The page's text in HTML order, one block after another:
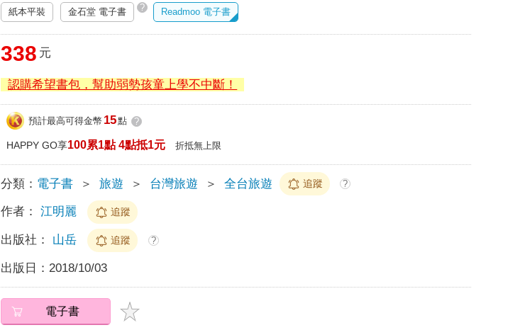
紙本平裝 金石堂 電子書 ? Readmoo 電子書
338 元
認購希望書包，幫助弱勢孩童上學不中斷！
預計最高可得金幣 15點 ?
HAPPY GO享100累1點 4點抵1元 折抵無上限
分類： 電子書 ＞ 旅遊 ＞ 台灣旅遊 ＞ 全台旅遊 追蹤 ?
作者： 江明麗 追蹤
出版社： 山岳 追蹤 ?
出版日： 2018/10/03
電子書